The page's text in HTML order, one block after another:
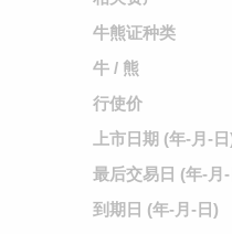
牛熊证种类
牛 / 熊
行使价
上市日期 (年-月-日
最后交易日 (年-月
到期日 (年-月-日)